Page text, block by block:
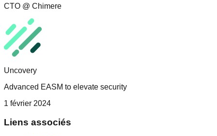
CTO @ Chimere
Uncovery
Advanced EASM to elevate security
1 février 2024
Liens associés